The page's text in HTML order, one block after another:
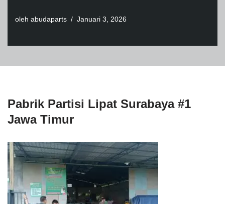
oleh abudaparts Januari 3, 2026
Pabrik Partisi Lipat Surabaya #1
Jawa Timur